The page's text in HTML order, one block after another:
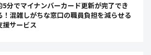
5分でマイナンバーカード更新が完了でき
！混雑しがちな窓口の職員負担を減らせる
援サービス